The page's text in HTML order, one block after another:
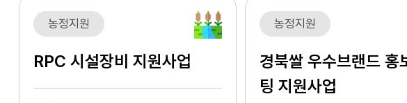
농정지원
RPC 시설장비 지원사업
농정지원
경북쌀 우수브랜드 홍
팅 지원사업